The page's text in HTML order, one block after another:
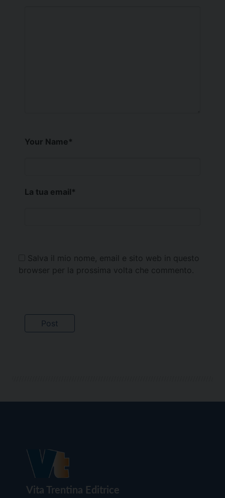
Your Name*
La tua email*
Salva il mio nome, email e sito web in questo
browser per la prossima volta che commento.
Vita Trentina Editrice